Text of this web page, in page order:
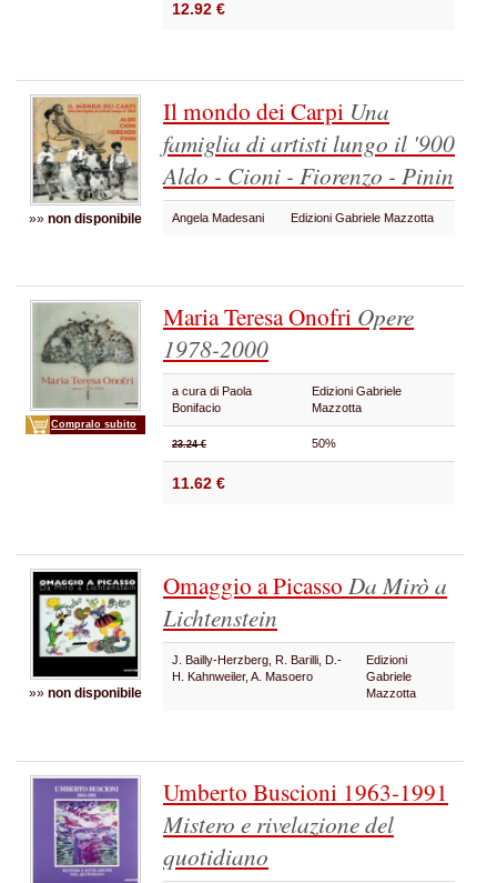
12.92 €
»» non disponibile
Il mondo dei Carpi Una
famiglia di artisti lungo il '900
Aldo - Cioni - Fiorenzo - Pinin
Angela Madesani Edizioni Gabriele Mazzotta
Compralo subito
Maria Teresa Onofri Opere
1978-2000
a cura di Paola
Bonifacio
Edizioni Gabriele
Mazzotta
23.24 € 50%
11.62 €
»» non disponibile
Omaggio a Picasso Da Mirò a
Lichtenstein
J. Bailly-Herzberg, R. Barilli, D.-
H. Kahnweiler, A. Masoero
Edizioni
Gabriele
Mazzotta
Umberto Buscioni 1963-1991
Mistero e rivelazione del
quotidiano